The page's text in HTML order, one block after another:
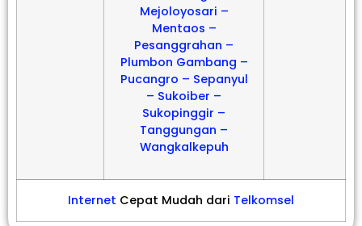
Mejoloyosari –
Mentaos –
Pesanggrahan –
Plumbon Gambang –
Pucangro – Sepanyul
– Sukoiber –
Sukopinggir –
Tanggungan –
Wangkalkepuh
Internet Cepat Mudah dari Telkomsel